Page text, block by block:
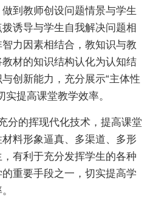
到教师创设问题情景与学生
诱导与学生自我解决问题相
力因素相结合，教知识与教
材的知识结构认化为认知结
创新能力，充分展示“主体性
实提高课堂教学效率。
分的挥现代化技术，提高课堂
料形象逼真、多渠道、多形
有利于充分发挥学生的各种
重要手段之一，切实提高学